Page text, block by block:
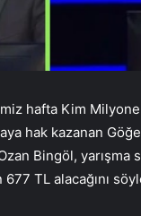
hafta Kim
hak kazanan
Bingöl, yarışma
TL alacağını